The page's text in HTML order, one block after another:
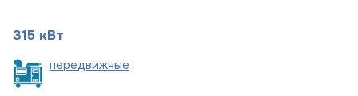
315 кВт
передвижные